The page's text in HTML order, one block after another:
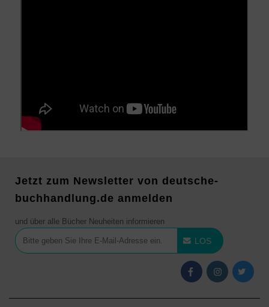
Jetzt zum Newsletter von deutsche-
buchhandlung.de anmelden
und über alle Bücher Neuheiten informieren
LOS